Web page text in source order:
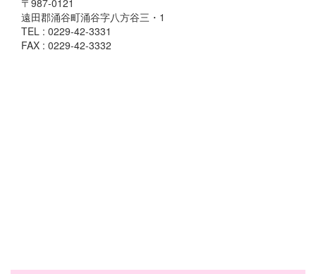
遠田郡涌谷町涌谷字八方谷三・1
TEL : 0229-42-3331
FAX : 0229-42-3332